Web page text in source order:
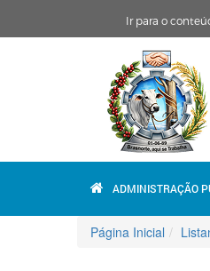
Ir para o
ADMINISTRAÇÃO
Página Inicial